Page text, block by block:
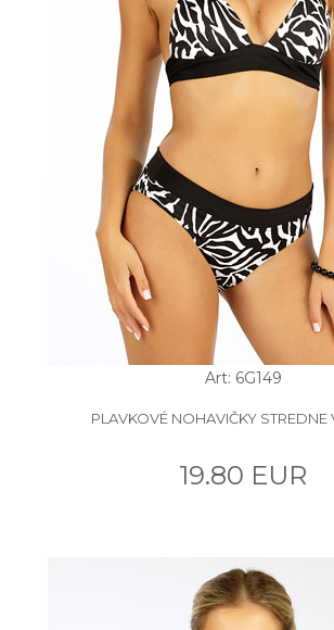
Art: 6G149
PLAVKOVÉ NOHAVIČKY STREDNE
19.80 EUR